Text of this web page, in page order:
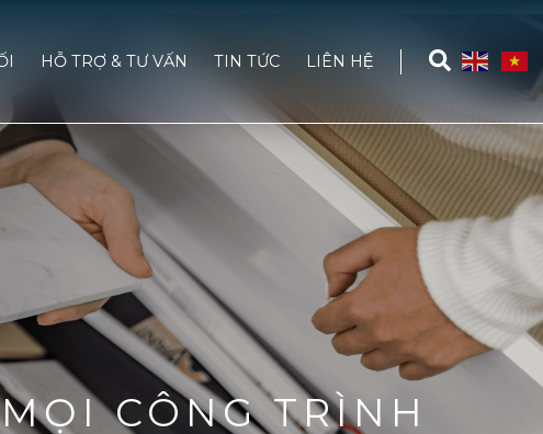
HỖ TRỢ & TƯ VẤN TIN TỨC LIÊN HỆ
CÔNG TRÌNH